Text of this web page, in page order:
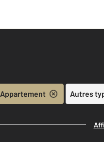
Appartement Autres